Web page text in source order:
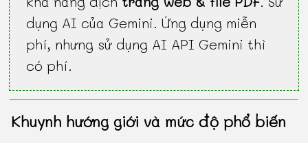
dụng AI của Gemini. Ứng dụng miễn
phí, nhưng sử dụng AI API Gemini thì
có phí.
Khuynh hướng giới và mức độ phổ biến